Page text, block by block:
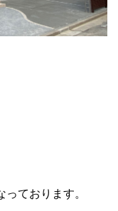
ております。